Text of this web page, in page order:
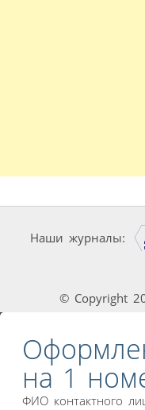
Наши журналы:
© Copyright
на 1
ФИО контактного